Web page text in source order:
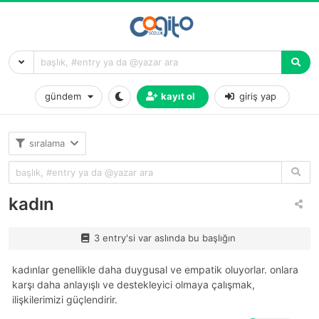
gündem kayıt ol giriş yap
sıralama
kadın
3 entry'si var aslında bu başlığın
kadınlar genellikle daha duygusal ve empatik oluyorlar. onlara
karşı daha anlayışlı ve destekleyici olmaya çalışmak,
ilişkilerimizi güçlendirir.